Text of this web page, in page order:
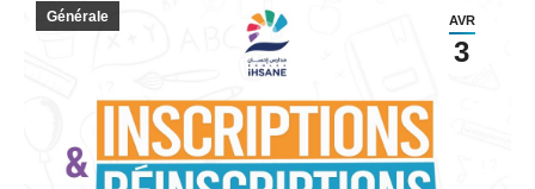
AVR
3
Générale